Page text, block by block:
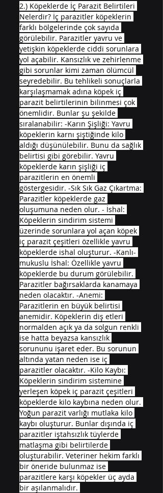
2.) Köpeklerde İç Parazit Belirtileri
Nelerdir? İç parazitler köpeklerin
farklı bölgelerinde çok sayıda
görülebilir. Parazitler yavru ve
yetişkin köpeklerde ciddi sorunlara
yol açabilir. Kansızlık ve zehirlenme
gibi sorunlar kimi zaman ölümcül
seyredebilir. Bu tehlikeli sonuçlarla
karşılaşmamak adına köpek iç
parazit belirtilerinin bilinmesi çok
önemlidir. Bunlar şu şekilde
sıralanabilir: -Karın Şişliği: Yavru
köpeklerin karnı şiştiğinde kilo
aldığı düşünülebilir. Bunu da sağlık
belirtisi gibi görebilir. Yavru
köpeklerde karın şişliği iç
parazitlerin en önemli
göstergesidir. -Sık Sık Gaz Çıkartma:
Parazitler köpeklerde gaz
oluşumuna neden olur. - İshal:
Köpeklerin sindirim sistemi
üzerinde sorunlara yol açan köpek
iç parazit çeşitleri özellikle yavru
köpeklerde ishal oluşturur. -Kanlı-
mukuslu İshal: Özellikle yavru
köpeklerde bu durum görülebilir.
Parazitler bağırsaklarda kanamaya
neden olacaktır. -Anemi:
Parazitlerin en büyük belirtisi
anemidir. Köpeklerin diş etleri
normalden açık ya da solgun renkli
ise hatta beyazsa kansızlık
sorununu işaret eder. Bu sorunun
altında yatan neden ise iç
parazitler olacaktır. -Kilo Kaybı:
Köpeklerin sindirim sistemine
yerleşen köpek iç parazit çeşitleri
köpeklerde kilo kaybına neden olur.
Yoğun parazit varlığı mutlaka kilo
kaybı oluşturur. Bunlar dışında iç
parazitler iştahsızlık tüylerde
matlaşma gibi belirtilerde
oluşturabilir. Veteriner hekim farklı
bir öneride bulunmaz ise
parazitlere karşı köpekler üç ayda
bir aşılanmalıdır.